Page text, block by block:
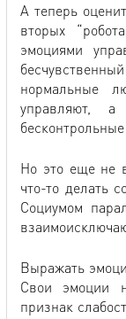
А теперь
вторых
эмоциями
нормальные
управляют,
Но это еще не
что-то делать
Социумом
Выражать
Свои эмоции
признак